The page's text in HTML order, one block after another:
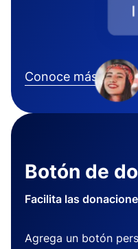
Conoce más
Botón de
Facilita las
Agrega un botón